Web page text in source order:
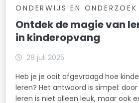
ONDERWIJS EN ONDERZOEK
Ontdek de magie van
in kinderopvang
28 juli 2025
Heb je je ooit afgevraagd hoe
leren? Het antwoord is simpel:
leren is niet alleen leuk, maar ook